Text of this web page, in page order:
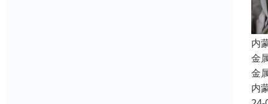
内
金
金
内